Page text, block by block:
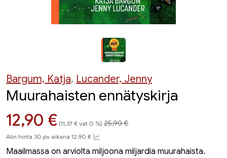
Bargum, Katja, Lucander, Jenny
Muurahaisten ennätyskirja
Hinta nyt
12,90 € (11,37 € vat 0 %) 25,90 €
Alin hinta 30 pv aikana 12,90 €
Maailmassa on arviolta miljoona miljardia muurahaista.